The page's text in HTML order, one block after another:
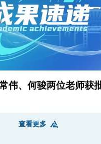
查看更多
伟、何骏两位老师获
刘乃全教授相关成果
张锦华教授团队合作
吴方卫教授团队合作